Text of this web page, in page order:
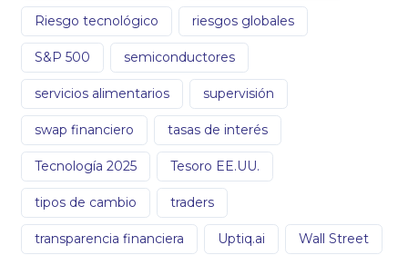
Riesgo tecnológico riesgos globales
S&P 500 semiconductores
servicios alimentarios supervisión
swap financiero tasas de interés
Tecnología 2025 Tesoro EE.UU.
tipos de cambio traders
transparencia financiera Uptiq.ai Wall Street